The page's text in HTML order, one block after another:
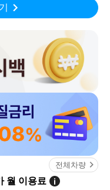
전체차량
월 이용료